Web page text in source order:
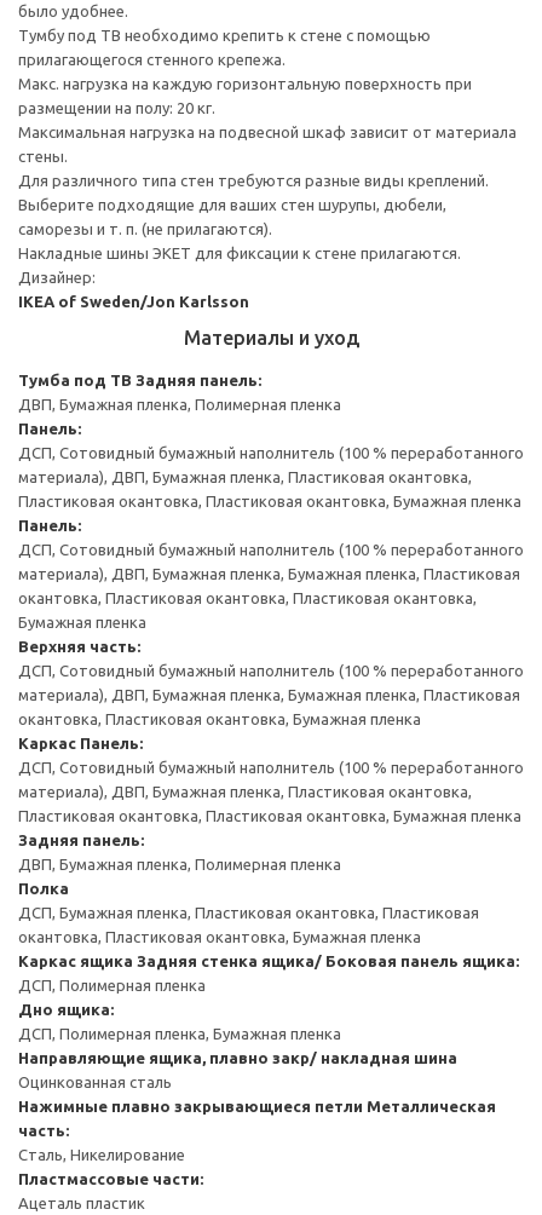
было удобнее.
Тумбу под ТВ необходимо крепить к стене с помощью
прилагающегося стенного крепежа.
Макс. нагрузка на каждую горизонтальную поверхность при
размещении на полу: 20 кг.
Максимальная нагрузка на подвесной шкаф зависит от материала
стены.
Для различного типа стен требуются разные виды креплений.
Выберите подходящие для ваших стен шурупы, дюбели,
саморезы и т. п. (не прилагаются).
Накладные шины ЭКЕТ для фиксации к стене прилагаются.
Дизайнер:
IKEA of Sweden/Jon Karlsson
Материалы и уход
Тумба под ТВ Задняя панель:
ДВП, Бумажная пленка, Полимерная пленка
Панель:
ДСП, Сотовидный бумажный наполнитель (100 % переработанного
материала), ДВП, Бумажная пленка, Пластиковая окантовка,
Пластиковая окантовка, Пластиковая окантовка, Бумажная пленка
Панель:
ДСП, Сотовидный бумажный наполнитель (100 % переработанного
материала), ДВП, Бумажная пленка, Бумажная пленка, Пластиковая
окантовка, Пластиковая окантовка, Пластиковая окантовка,
Бумажная пленка
Верхняя часть:
ДСП, Сотовидный бумажный наполнитель (100 % переработанного
материала), ДВП, Бумажная пленка, Бумажная пленка, Пластиковая
окантовка, Пластиковая окантовка, Бумажная пленка
Каркас Панель:
ДСП, Сотовидный бумажный наполнитель (100 % переработанного
материала), ДВП, Бумажная пленка, Пластиковая окантовка,
Пластиковая окантовка, Пластиковая окантовка, Бумажная пленка
Задняя панель:
ДВП, Бумажная пленка, Полимерная пленка
Полка
ДСП, Бумажная пленка, Пластиковая окантовка, Пластиковая
окантовка, Пластиковая окантовка, Бумажная пленка
Каркас ящика Задняя стенка ящика/ Боковая панель ящика:
ДСП, Полимерная пленка
Дно ящика:
ДСП, Полимерная пленка, Бумажная пленка
Направляющие ящика, плавно закр/ накладная шина
Оцинкованная сталь
Нажимные плавно закрывающиеся петли Металлическая
часть:
Сталь, Никелирование
Пластмассовые части:
Ацеталь пластик